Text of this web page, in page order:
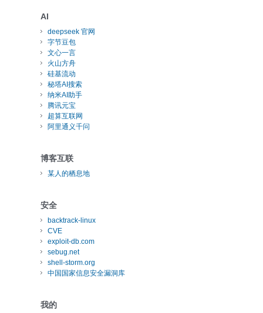
AI
deepseek 官网
字节豆包
文心一言
火山方舟
硅基流动
秘塔AI搜索
纳米AI助手
腾讯元宝
超算互联网
阿里通义千问
博客互联
某人的栖息地
安全
backtrack-linux
CVE
exploit-db.com
sebug.net
shell-storm.org
中国国家信息安全漏洞库
我的